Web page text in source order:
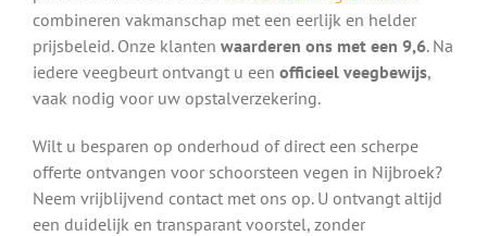
combineren vakmanschap met een eerlijk en helder
prijsbeleid. Onze klanten waarderen ons met een 9,6. Na
iedere veegbeurt ontvangt u een officieel veegbewijs,
vaak nodig voor uw opstalverzekering.
Wilt u besparen op onderhoud of direct een scherpe
offerte ontvangen voor schoorsteen vegen in Nijbroek?
Neem vrijblijvend contact met ons op. U ontvangt altijd
een duidelijk en transparant voorstel, zonder